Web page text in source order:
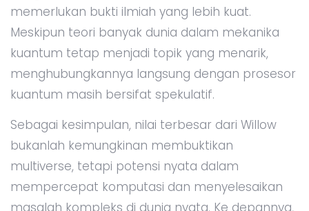
memerlukan bukti ilmiah yang lebih kuat.
Meskipun teori banyak dunia dalam mekanika
kuantum tetap menjadi topik yang menarik,
menghubungkannya langsung dengan prosesor
kuantum masih bersifat spekulatif.
Sebagai kesimpulan, nilai terbesar dari Willow
bukanlah kemungkinan membuktikan
multiverse, tetapi potensi nyata dalam
mempercepat komputasi dan menyelesaikan
masalah kompleks di dunia nyata. Ke depannya,